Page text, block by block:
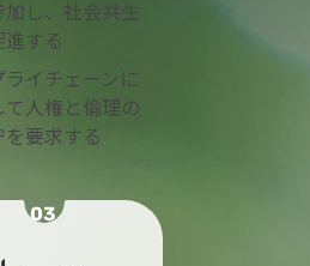
加し、社会共生
進する
ライチェーンに
て人権と倫理の
を要求する
03